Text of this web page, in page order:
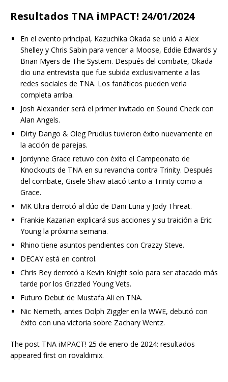
Resultados TNA iMPACT! 24/01/2024
En el evento principal, Kazuchika Okada se unió a Alex
Shelley y Chris Sabin para vencer a Moose, Eddie Edwards y
Brian Myers de The System. Después del combate, Okada
dio una entrevista que fue subida exclusivamente a las
redes sociales de TNA. Los fanáticos pueden verla
completa arriba.
Josh Alexander será el primer invitado en Sound Check con
Alan Angels.
Dirty Dango & Oleg Prudius tuvieron éxito nuevamente en
la acción de parejas.
Jordynne Grace retuvo con éxito el Campeonato de
Knockouts de TNA en su revancha contra Trinity. Después
del combate, Gisele Shaw atacó tanto a Trinity como a
Grace.
MK Ultra derrotó al dúo de Dani Luna y Jody Threat.
Frankie Kazarian explicará sus acciones y su traición a Eric
Young la próxima semana.
Rhino tiene asuntos pendientes con Crazzy Steve.
DECAY está en control.
Chris Bey derrotó a Kevin Knight solo para ser atacado más
tarde por los Grizzled Young Vets.
Futuro Debut de Mustafa Ali en TNA.
Nic Nemeth, antes Dolph Ziggler en la WWE, debutó con
éxito con una victoria sobre Zachary Wentz.
The post TNA iMPACT! 25 de enero de 2024: resultados
appeared first on rovaldimix.